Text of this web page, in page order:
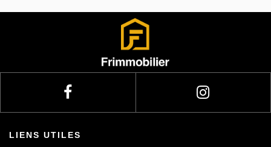
LIENS UTILES